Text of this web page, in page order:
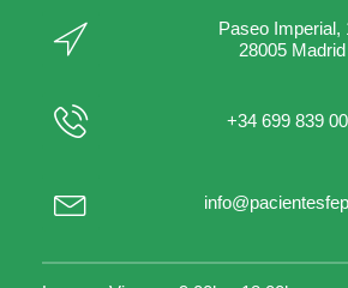
Paseo Imperial,
28005 Madrid
+34 699 839